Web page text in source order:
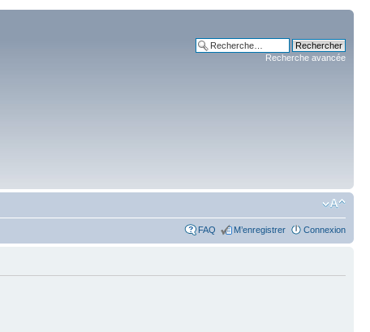
Recherche avancée
FAQ M’enregistrer Connexion